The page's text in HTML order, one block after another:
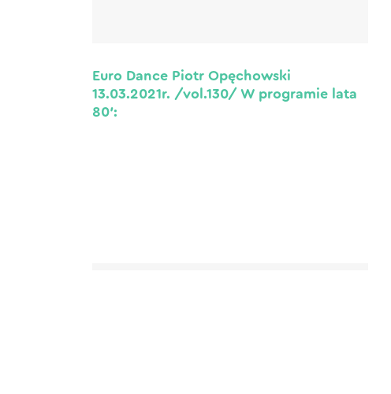
Euro Dance Piotr Opęchowski
13.03.2021r. /vol.130/ W programie lata
80′: